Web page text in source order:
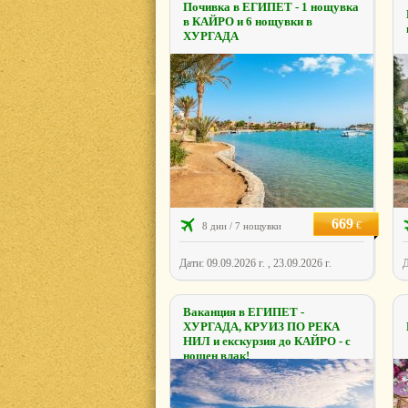
Почивка в ЕГИПЕТ - 1 нощувка
в КАЙРО и 6 нощувки в
ХУРГАДА
8 дни / 7 нощувки 669€
Дати: 09.09.2026 г. , 23.09.2026 г.
Ваканция в ЕГИПЕТ -
ХУРГАДА, КРУИЗ ПО РЕКА
НИЛ и екскурзия до КАЙРО - с
нощен влак!